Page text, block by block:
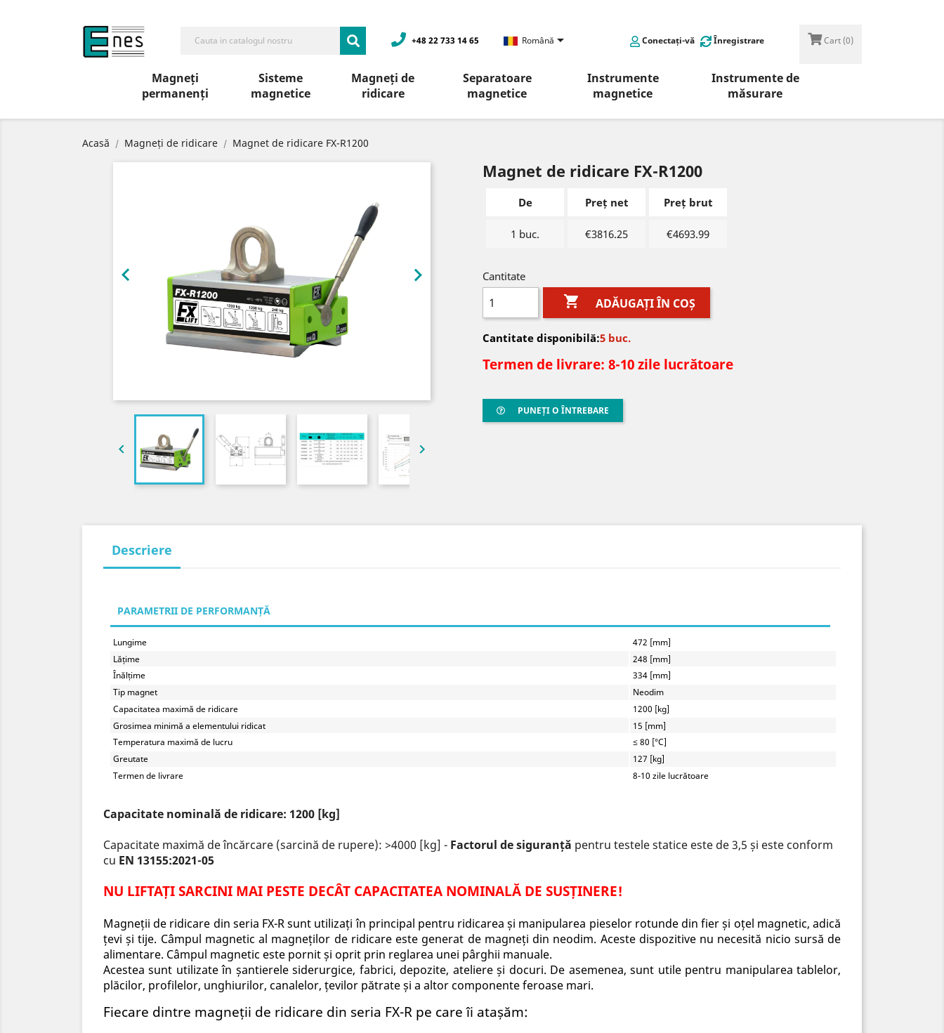
+48 22 733 14 65 Română Conectați-vă Înregistrare Cart (0)
Magneți
permanenți
Sisteme
magnetice
Magneți de
ridicare
Separatoare
magnetice
Instrumente
magnetice
Instrumente de
măsurare
Acasă Magneți de ridicare Magnet de ridicare FX-R1200
 
 
Magnet de ridicare FX-R1200
De Preț net Preț brut
1 buc. €3816.25 €4693.99
Cantitate
 ADĂUGAȚI ÎN COȘ
Cantitate disponibilă:5 buc.
Termen de livrare: 8-10 zile lucrătoare
PUNEȚI O ÎNTREBARE
Descriere
PARAMETRII DE PERFORMANȚĂ
Lungime
472 [mm]
Lățime
248 [mm]
Înălțime
334 [mm]
Tip magnet
Neodim
Capacitatea maximă de ridicare
1200 [kg]
Grosimea minimă a elementului ridicat
15 [mm]
Temperatura maximă de lucru
≤ 80 [°C]
Greutate
127 [kg]
Termen de livrare
8-10 zile lucrătoare
Capacitate nominală de ridicare: 1200 [kg]
Capacitate maximă de încărcare (sarcină de rupere): >4000 [kg] - Factorul de siguranță pentru testele statice este de 3,5 și este conform
cu EN 13155:2021-05
NU LIFTAȚI SARCINI MAI PESTE DECÂT CAPACITATEA NOMINALĂ DE SUSȚINERE!
Magneții de ridicare din seria FX-R sunt utilizați în principal pentru ridicarea și manipularea pieselor rotunde din fier și oțel magnetic, adică
țevi și tije. Câmpul magnetic al magneților de ridicare este generat de magneți din neodim. Aceste dispozitive nu necesită nicio sursă de
alimentare. Câmpul magnetic este pornit și oprit prin reglarea unei pârghii manuale.
Acestea sunt utilizate în șantierele siderurgice, fabrici, depozite, ateliere și docuri. De asemenea, sunt utile pentru manipularea tablelor,
plăcilor, profilelor, unghiurilor, canalelor, țevilor pătrate și a altor componente feroase mari.
Fiecare dintre magneții de ridicare din seria FX-R pe care îi atașăm: